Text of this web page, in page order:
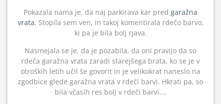
Pokazala nama je, da naj parkirava kar pred garažna
vrata. Stopila sem ven, in takoj komentirala rdečo barvo,
ki pa je bila bolj rjava.
Nasmejala se je, da je pozabila, da oni pravijo da so
rdeča garažna vrata zaradi starejšega brata, ko se je v
otroških letih učil še govorit in je velikokrat naneslo na
zgodbice glede garažna vrata v rdeči barvi. Hkrati pa, so
bila včasih res bolj v rdeči barvi.…